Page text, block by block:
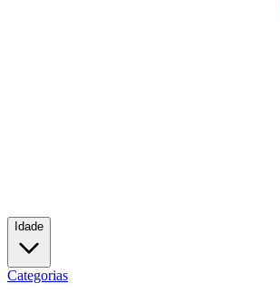
Idade
Categorias